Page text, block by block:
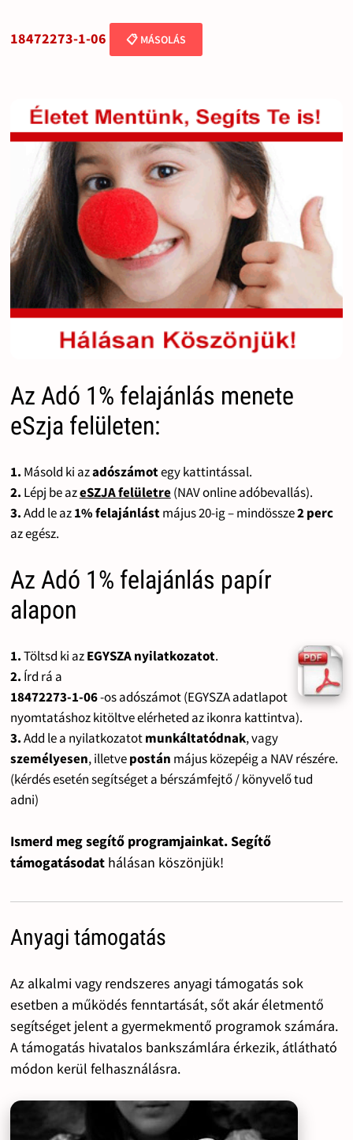
18472273-1-06 📋 MÁSOLÁS
Az Adó 1% felajánlás menete
eSzja felületen:
1. Másold ki azadószámotegy kattintással.
2. Lépj be azeSZJA felületre(NAV online adóbevallás).
3.Add le az1% felajánlástmájus 20-ig – mindössze2 perc
az egész.
Az Adó 1% felajánlás papír
alapon
1.Töltsd ki azEGYSZA nyilatkozatot.
2. Írd rá a
18472273-1-06-os adószámot (EGYSZA adatlapot
nyomtatáshoz kitöltve elérheted az ikonra kattintva).
3.Add le a nyilatkozatotmunkáltatódnak, vagy
személyesen, illetvepostán május közepéig a NAV részére.
(kérdés esetén segítséget a bérszámfejtő / könyvelő tud
adni)
Ismerd meg segítő programjainkat. Segítő
támogatásodat hálásan köszönjük!
Anyagi támogatás
Az alkalmi vagy rendszeres anyagi támogatás sok
esetben a működés fenntartását, sőt akár életmentő
segítséget jelent a gyermekmentő programok számára.
A támogatás hivatalos bankszámlára érkezik, átlátható
módon kerül felhasználásra.